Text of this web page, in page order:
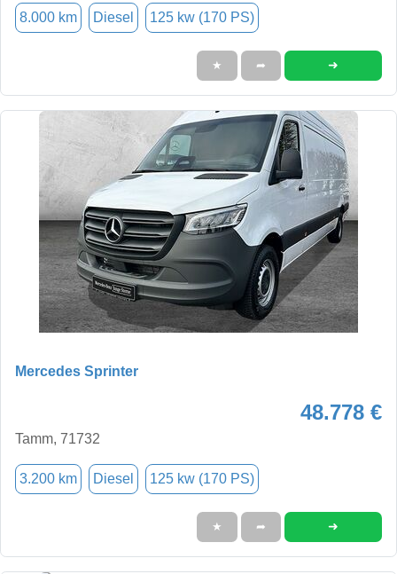
8.000 km Diesel 125 kw (170 PS)
★ ➦ ➜
Mercedes Sprinter
48.778 €
Tamm, 71732
3.200 km Diesel 125 kw (170 PS)
★ ➦ ➜